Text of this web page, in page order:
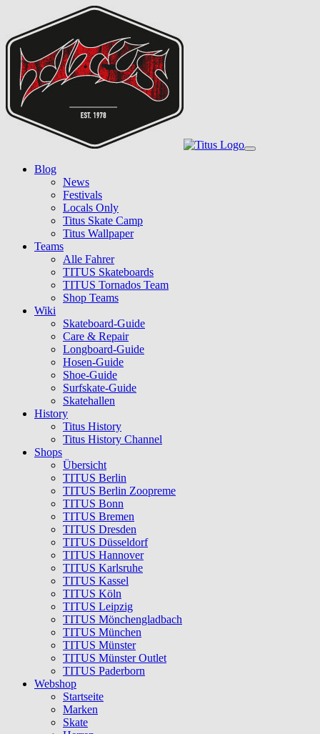
main
content
Toggle
Blog
News
Festivals
Locals Only
Titus Skate Camp
Titus Wallpaper
Teams
Alle Fahrer
TITUS Skateboards
TITUS Tornados Team
Shop Teams
Wiki
Skateboard-Guide
Care & Repair
Longboard-Guide
Hosen-Guide
Shoe-Guide
Surfskate-Guide
Skatehallen
History
Titus History
Titus History Channel
Shops
Übersicht
TITUS Berlin
TITUS Berlin Zoopreme
TITUS Bonn
TITUS Bremen
TITUS Dresden
TITUS Düsseldorf
TITUS Hannover
TITUS Karlsruhe
TITUS Kassel
TITUS Köln
TITUS Leipzig
TITUS Mönchengladbach
TITUS München
TITUS Münster
TITUS Münster Outlet
TITUS Paderborn
Webshop
Startseite
Marken
Skate